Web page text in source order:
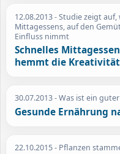
12.08.2013- Studie zeigt
Mittagessens, auf den
Einfluss nimmt
Schnelles
hemmt die Kreativität
30.07.2013- Was ist ein
Gesunde Ernährung
22.10.2015- Pflanzen